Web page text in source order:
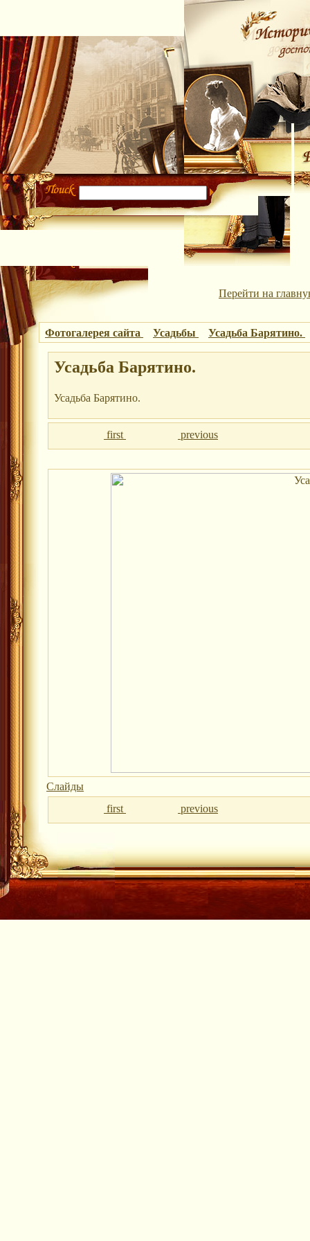
Перейти на
Фотогалерея сайта Усадьбы Усадьба Барятино.
Усадьба Барятино.
Усадьба Барятино.
first previous
Слайды
first
previous